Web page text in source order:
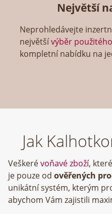
Největší
Neprohledávejte
největšívýběr
kompletní nabídku na
Jak
Veškerévoňavé zboží,
je pouze od ověřených
unikátní systém, kterým
abychom Vám zajistili